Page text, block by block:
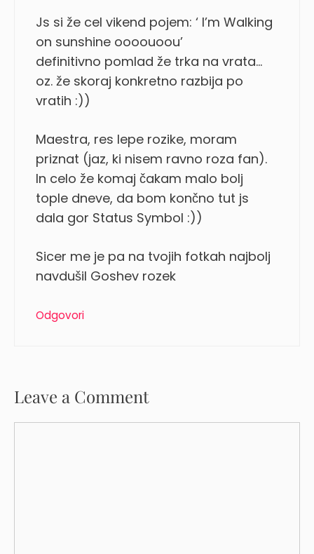
Js si že cel vikend pojem: ‘ I’m Walking
on sunshine oooouoou’
definitivno pomlad že trka na vrata…
oz. že skoraj konkretno razbija po
vratih :))
Maestra, res lepe rozike, moram
priznat (jaz, ki nisem ravno roza fan).
In celo že komaj čakam malo bolj
tople dneve, da bom končno tut js
dala gor Status Symbol :))
Sicer me je pa na tvojih fotkah najbolj
navdušil Goshev rozek
Odgovori
Leave a Comment